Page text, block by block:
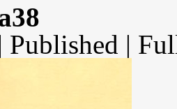
| Published |